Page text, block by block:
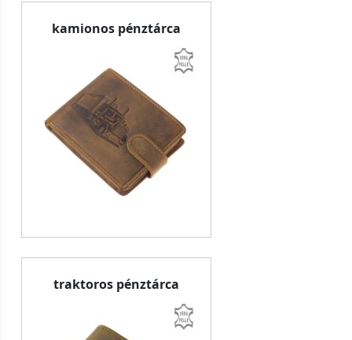
kamionos pénztárca
traktoros pénztárca